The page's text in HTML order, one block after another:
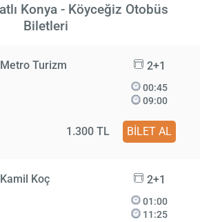
Konya - Köyceğiz Otobüs
Biletleri
Metro Turizm 2+1
00:45
09:00
1.300 TL BİLET AL
Kamil Koç 2+1
01:00
11:25